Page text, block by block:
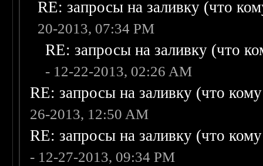
RE: запросы на заливку (что
20-2013, 07:34 PM
RE: запросы на заливку (что
- 12-22-2013, 02:26 AM
RE: запросы на заливку (что
26-2013, 12:50 AM
RE: запросы на заливку (что
- 12-27-2013, 09:34 PM